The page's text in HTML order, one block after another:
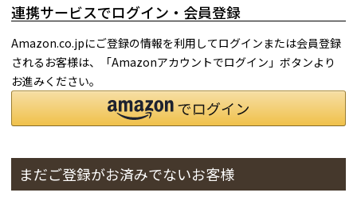
連携サービスでログイン・会員登録
Amazon.co.jpにご登録の情報を利用してログインまたは会員登録
されるお客様は、「Amazonアカウントでログイン」ボタンより
お進みください。
まだご登録がお済みでないお客様